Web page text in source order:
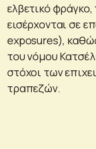
ελβετικό
εισέρχονται σε
exposures),
του νόμου
στόχοι των
τραπεζών.